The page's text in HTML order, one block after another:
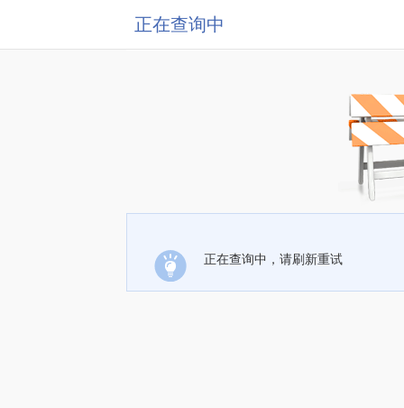
正在查询中
正在查询中，请刷新重试